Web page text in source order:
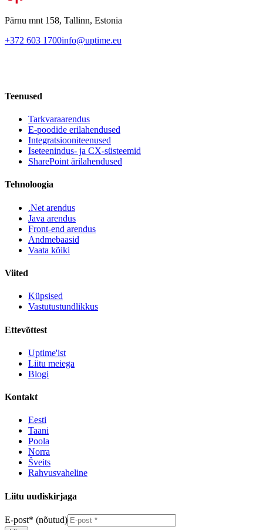
Pärnu mnt 158, Tallinn, Estonia
+372 603 1700info@uptime.eu
Teenused
Tarkvaraarendus
E-poodide erilahendused
Integratsiooniteenused
Iseteenindus- ja CX-süsteemid
SharePoint ärilahendused
Tehnoloogia
.Net arendus
Java arendus
Front-end arendus
Andmebaasid
Vaata kõiki
Viited
Küpsised
Vastutustundlikkus
Ettevõttest
Uptime'ist
Liitu meiega
Blogi
Kontakt
Eesti
Taani
Poola
Norra
Šveits
Rahvusvaheline
Liitu uudiskirjaga
E-post* (nõutud)